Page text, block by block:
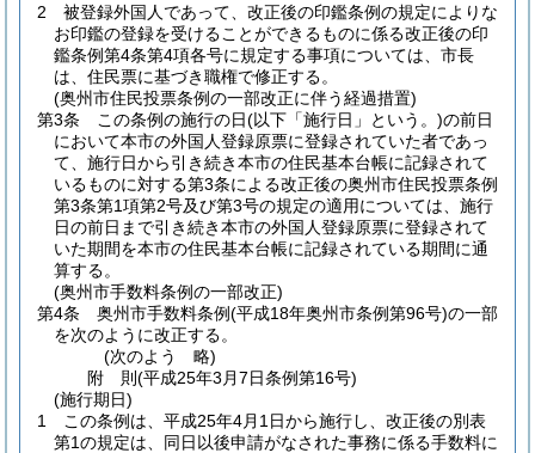
2
被登録外国人であって、改正後の印鑑条例の規定によりな
お印鑑の登録を受けることができるものに係る改正後の印
鑑条例第4条第4項各号に規定する事項については、市長
は、住民票に基づき職権で修正する。
(奥州市住民投票条例の一部改正に伴う経過措置)
第3条
この条例の施行の日(以下「施行日」という。)の前日
において本市の外国人登録原票に登録されていた者であっ
て、施行日から引き続き本市の住民基本台帳に記録されて
いるものに対する第3条による改正後の奥州市住民投票条例
第3条第1項第2号及び第3号の規定の適用については、施行
日の前日まで引き続き本市の外国人登録原票に登録されて
いた期間を本市の住民基本台帳に記録されている期間に通
算する。
(奥州市手数料条例の一部改正)
第4条
奥州市手数料条例(平成18年奥州市条例第96号)の一部
を次のように改正する。
(次のよう 略)
附 則(平成25年3月7日条例第16号)
(施行期日)
1
この条例は、平成25年4月1日から施行し、改正後の別表
第1の規定は、同日以後申請がなされた事務に係る手数料に